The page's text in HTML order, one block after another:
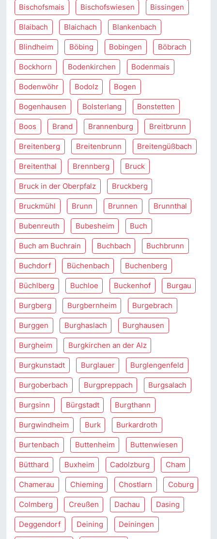
Bischofsmais Bischofswiesen Bissingen
Blaibach Blaichach Blankenbach
Blindheim Böbing Bobingen Böbrach
Bockhorn Bodenkirchen Bodenmais
Bodenwöhr Bodolz Bogen
Bogenhausen Bolsterlang Bonstetten
Boos Brand Brannenburg Breitbrunn
Breitenberg Breitenbrunn Breitengüßbach
Breitenthal Brennberg Bruck
Bruck in der Oberpfalz Bruckberg
Bruckmühl Brunn Brunnen Brunnthal
Bubenreuth Bubesheim Buch
Buch am Buchrain Buchbach Buchbrunn
Buchdorf Büchenbach Buchenberg
Büchlberg Buchloe Buckenhof Burgau
Burgberg Burgbernheim Burgebrach
Burggen Burghaslach Burghausen
Burgheim Burgkirchen an der Alz
Burgkunstadt Burglauer Burglengenfeld
Burgoberbach Burgpreppach Burgsalach
Burgsinn Bürgstadt Burgthann
Burgwindheim Burk Burkardroth
Burtenbach Buttenheim Buttenwiesen
Bütthard Buxheim Cadolzburg Cham
Chamerau Chieming Chostlarn Coburg
Colmberg Creußen Dachau Dasing
Deggendorf Deining Deiningen